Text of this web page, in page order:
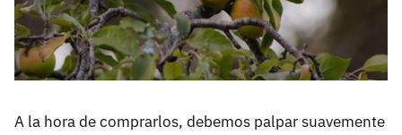
A la hora de comprarlos, debemos palpar suavemente